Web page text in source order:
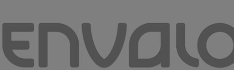
título de Experto Universitario en Bioplásticos y Biocomposites